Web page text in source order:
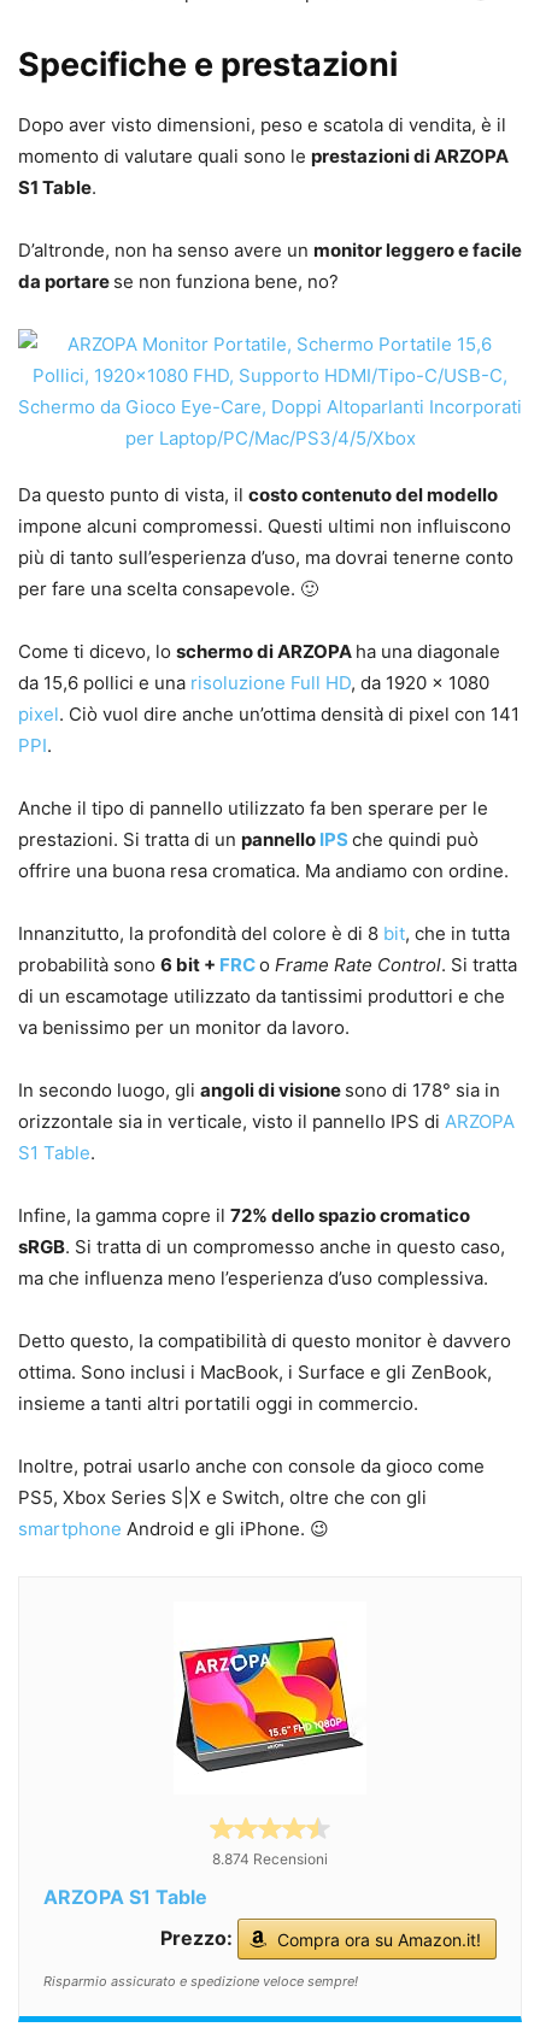
Specifiche e prestazioni
Dopo aver visto dimensioni, peso e scatola di vendita, è il
momento di valutare quali sono le prestazioni di ARZOPA
S1 Table.
D’altronde, non ha senso avere un monitor leggero e facile
da portare se non funziona bene, no?
Da questo punto di vista, il costo contenuto del modello
impone alcuni compromessi. Questi ultimi non influiscono
più di tanto sull’esperienza d’uso, ma dovrai tenerne conto
per fare una scelta consapevole. 🙂
Come ti dicevo, lo schermo di ARZOPA ha una diagonale
da 15,6 pollici e una risoluzione Full HD, da 1920 x 1080
pixel. Ciò vuol dire anche un’ottima densità di pixel con 141
PPI.
Anche il tipo di pannello utilizzato fa ben sperare per le
prestazioni. Si tratta di un pannello IPS che quindi può
offrire una buona resa cromatica. Ma andiamo con ordine.
Innanzitutto, la profondità del colore è di 8 bit, che in tutta
probabilità sono 6 bit + FRCo Frame Rate Control. Si tratta
di un escamotage utilizzato da tantissimi produttori e che
va benissimo per un monitor da lavoro.
In secondo luogo, gli angoli di visione sono di 178° sia in
orizzontale sia in verticale, visto il pannello IPS di ARZOPA
S1 Table.
Infine, la gamma copre il 72% dello spazio cromatico
sRGB. Si tratta di un compromesso anche in questo caso,
ma che influenza meno l’esperienza d’uso complessiva.
Detto questo, la compatibilità di questo monitor è davvero
ottima. Sono inclusi i MacBook, i Surface e gli ZenBook,
insieme a tanti altri portatili oggi in commercio.
Inoltre, potrai usarlo anche con console da gioco come
PS5, Xbox Series S|X e Switch, oltre che con gli
smartphone Android e gli iPhone. 😉
8.874 Recensioni
ARZOPA S1 Table
Prezzo:
Compra ora su Amazon.it!
Risparmio assicurato e spedizione veloce sempre!